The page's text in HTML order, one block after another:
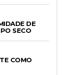
DE
SECO
COMO